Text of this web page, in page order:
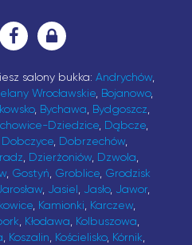
salony bukka: Andrychów,
Wrocławskie, Bojanowo,
, Bychawa, Bydgoszcz,
Dziedzice, Dąbcze,
Dobczyce, Dobrzechów,
, Dzierżoniów, Dzwola,
, Gostyń, Groblice, Grodzisk
, Jasiel, Jasło, Jawor,
, Kamionki, Karczew,
, Kłodawa, Kolbuszowa,
, Koszalin, Kościelisko, Kórnik,